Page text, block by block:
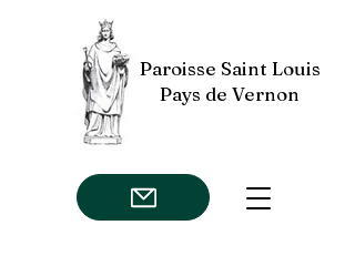
Paroisse Saint Louis
Pays de Vernon